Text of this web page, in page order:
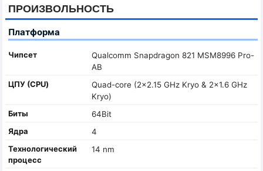
ПРОИЗВОЛЬНОСТЬ
Платформа
Чипсет
Qualcomm Snapdragon 821 MSM8996 Pro-
AB
ЦПУ (CPU)
Quad-core (2x2.15 GHz Kryo & 2x1.6 GHz
Kryo)
Биты
64Bit
Ядра
4
Технологический
процесс
14 nm